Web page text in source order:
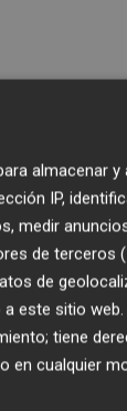
almacenar y
IP,
medir
de terceros
de
este sitio web.
tiene
en cualquier